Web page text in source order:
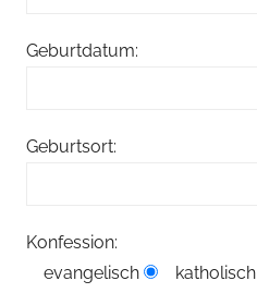
Geburtdatum:
Geburtsort:
Konfession:
evangelisch
katholisch